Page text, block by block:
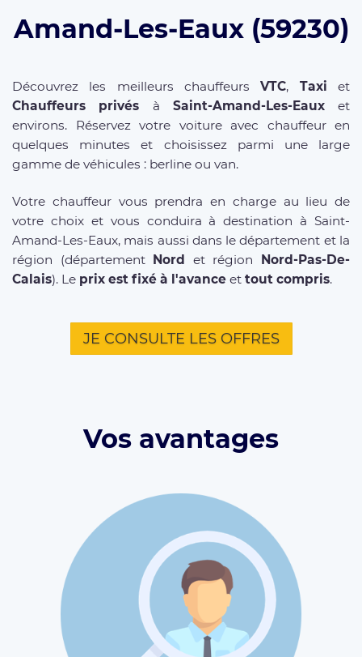
Amand-Les-Eaux (59230)
Découvrez les meilleurs chauffeursVTC, Taxi et
Chauffeurs privés à Saint-Amand-Les-Eauxet
environs. Réservez votre voiture avec chauffeur en
quelques minutes et choisissez parmi une large
gamme de véhicules : berline ou van.
Votre chauffeur vous prendra en charge au lieu de
votre choix et vous conduira à destination à Saint-
Amand-Les-Eaux, mais aussi dans le département et la
région (département Nord et région Nord-Pas-De-
Calais). Le prix est fixé à l'avance et tout compris.
JE CONSULTE LES OFFRES
Vos avantages